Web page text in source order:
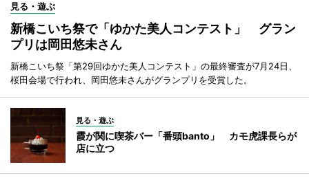
見る・遊ぶ
新橋こいち祭で「ゆかた美人コンテスト」 グラン
プリは岡田悠未さん
新橋こいち祭「第29回ゆかた美人コンテスト」の最終審査が7月24日、
桜田会場で行われ、岡田悠未さんがグランプリを受賞した。
見る・遊ぶ
霞が関に喫茶バー「番頭banto」 カモ虎課長らが
店に立つ